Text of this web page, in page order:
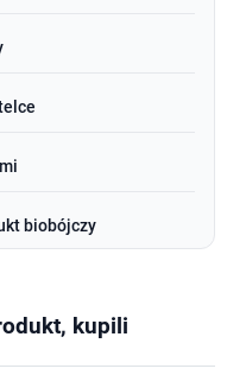
biobójczy
kupili